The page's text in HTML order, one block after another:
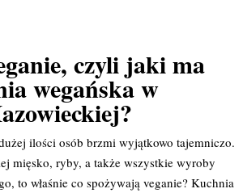
czyli jaki ma
wegańska w
ilości osób brzmi wyjątkowo tajemniczo.
mięsko, ryby, a także wszystkie wyroby
to właśnie co spożywają veganie? Kuchnia